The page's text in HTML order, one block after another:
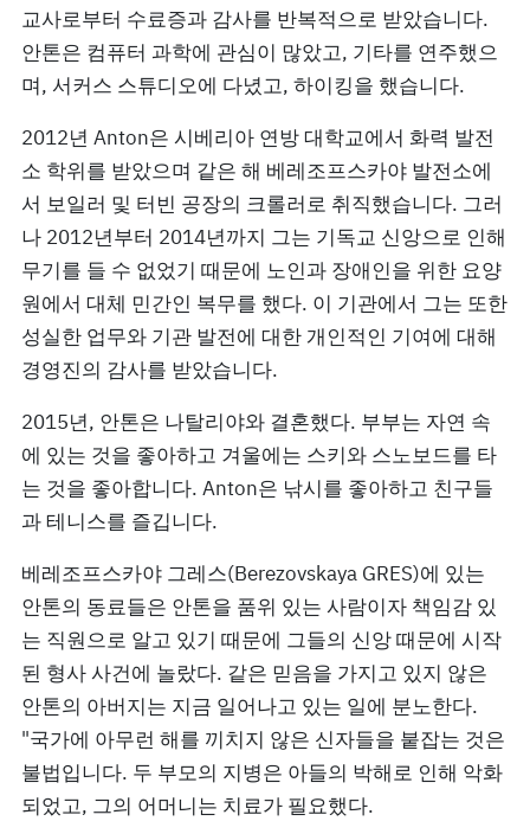
교사로부터 수료증과 감사를 반복적으로 받았습니다.
안톤은 컴퓨터 과학에 관심이 많았고, 기타를 연주했으
며, 서커스 스튜디오에 다녔고, 하이킹을 했습니다.
2012년 Anton은 시베리아 연방 대학교에서 화력 발전
소 학위를 받았으며 같은 해 베레조프스카야 발전소에
서 보일러 및 터빈 공장의 크롤러로 취직했습니다. 그러
나 2012년부터 2014년까지 그는 기독교 신앙으로 인해
무기를 들 수 없었기 때문에 노인과 장애인을 위한 요양
원에서 대체 민간인 복무를 했다. 이 기관에서 그는 또한
성실한 업무와 기관 발전에 대한 개인적인 기여에 대해
경영진의 감사를 받았습니다.
2015년, 안톤은 나탈리야와 결혼했다. 부부는 자연 속
에 있는 것을 좋아하고 겨울에는 스키와 스노보드를 타
는 것을 좋아합니다. Anton은 낚시를 좋아하고 친구들
과 테니스를 즐깁니다.
베레조프스카야 그레스(Berezovskaya GRES)에 있는
안톤의 동료들은 안톤을 품위 있는 사람이자 책임감 있
는 직원으로 알고 있기 때문에 그들의 신앙 때문에 시작
된 형사 사건에 놀랐다. 같은 믿음을 가지고 있지 않은
안톤의 아버지는 지금 일어나고 있는 일에 분노한다.
"국가에 아무런 해를 끼치지 않은 신자들을 붙잡는 것은
불법입니다. 두 부모의 지병은 아들의 박해로 인해 악화
되었고, 그의 어머니는 치료가 필요했다.